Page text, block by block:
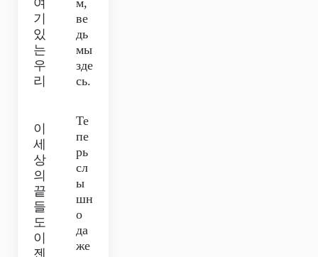
여
기
있
는
우
리
м,
ве
дь
мы
зде
сь.
이
세
상
의
끝
들
도
이
젠
Те
пе
рь
сл
ы
шн
о
да
же